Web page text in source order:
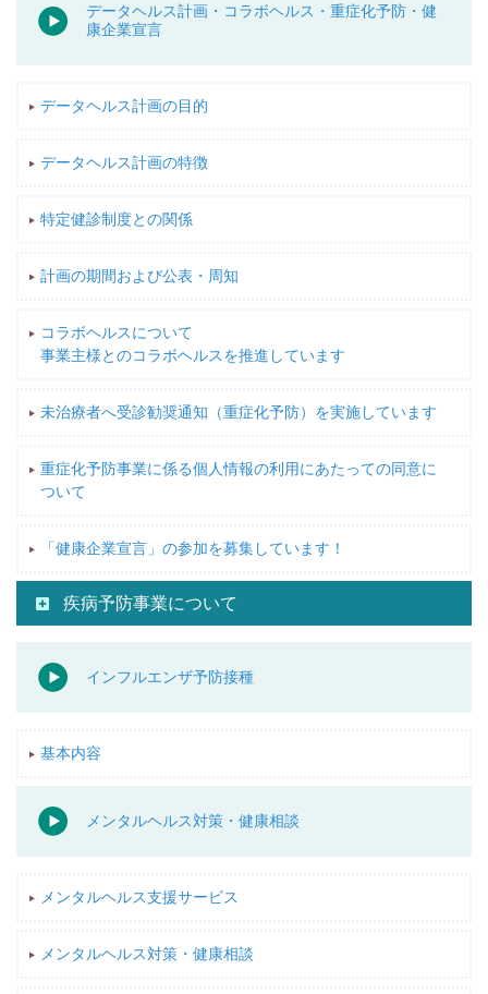
データヘルス計画・コラボヘルス・重症化予防・健
康企業宣言
データヘルス計画の目的
データヘルス計画の特徴
特定健診制度との関係
計画の期間および公表・周知
コラボヘルスについて
事業主様とのコラボヘルスを推進しています
未治療者へ受診勧奨通知（重症化予防）を実施しています
重症化予防事業に係る個人情報の利用にあたっての同意に
ついて
「健康企業宣言」の参加を募集しています！
疾病予防事業について
インフルエンザ予防接種
基本内容
メンタルヘルス対策・健康相談
メンタルヘルス支援サービス
メンタルヘルス対策・健康相談